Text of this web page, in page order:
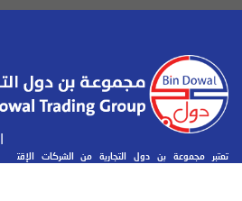
تعتبر مجموعة بن دول التجارية من الشركات